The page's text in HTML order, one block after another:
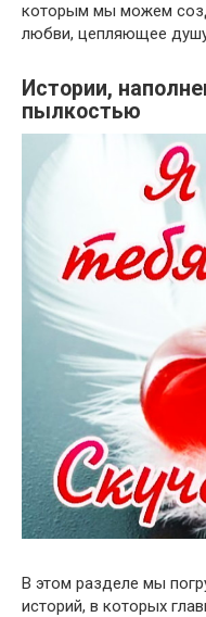
которым мы можем
любви, цепляющее
Истории,
пылкостью
В этом разделе мы
историй, в которых